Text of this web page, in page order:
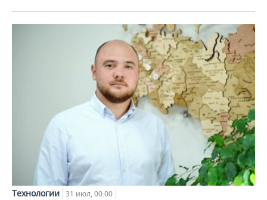
Технологии 31 июл, 00:00